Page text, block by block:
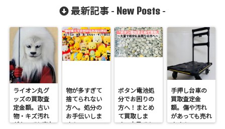
か？
最新記事 - New Posts -
ライオン丸グ
ッズの買取査
定金額。古い
物・キズ汚れ
があっても売れ
物が多すぎて
捨てられない
方へ。処分の
お手伝いしま
す！
ボタン電池処
分でお困りの
方へ！まとめ
て買取しま
す。大量でも
手押し台車の
買取査定金
額。傷や汚れ
があっても売れ
ます！